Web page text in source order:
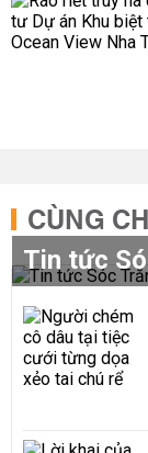
CÙNG
Tin tức